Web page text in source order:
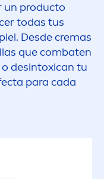
un producto
todas tus
Desde cremas
que combaten
desintoxican tu
para cada